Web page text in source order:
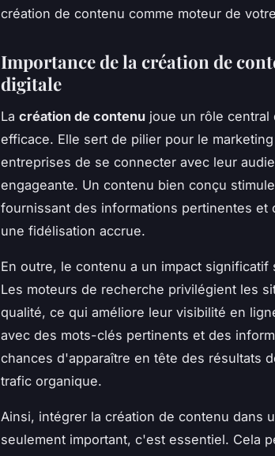
création de contenu comme moteur de
Importance de la création de
digitale
La création de contenu joue un rôle central
efficace. Elle sert de pilier pour le
entreprises de se connecter avec leur
engageante. Un contenu bien conçu
fournissant des informations pertinentes et
une fidélisation accrue.
En outre, le contenu a un impact significatif
Les moteurs de recherche privilégient les
qualité, ce qui améliore leur visibilité en
avec des mots-clés pertinents et des
chances d'apparaître en tête des résultats
trafic organique.
Ainsi, intégrer la création de contenu dans
seulement important, c'est essentiel. Cela